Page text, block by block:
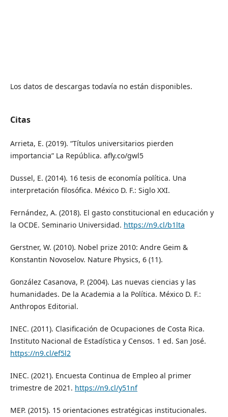
Los datos de descargas todavía no están disponibles.
Citas
Arrieta, E. (2019). “Títulos universitarios pierden
importancia” La República. afly.co/gwl5
Dussel, E. (2014). 16 tesis de economía política. Una
interpretación filosófica. México D. F.: Siglo XXI.
Fernández, A. (2018). El gasto constitucional en educación y
la OCDE. Seminario Universidad. https://n9.cl/b1lta
Gerstner, W. (2010). Nobel prize 2010: Andre Geim &
Konstantin Novoselov. Nature Physics, 6 (11).
González Casanova, P. (2004). Las nuevas ciencias y las
humanidades. De la Academia a la Política. México D. F.:
Anthropos Editorial.
INEC. (2011). Clasificación de Ocupaciones de Costa Rica.
Instituto Nacional de Estadística y Censos. 1 ed. San José.
https://n9.cl/ef5l2
INEC. (2021). Encuesta Continua de Empleo al primer
trimestre de 2021. https://n9.cl/y51nf
MEP. (2015). 15 orientaciones estratégicas institucionales.